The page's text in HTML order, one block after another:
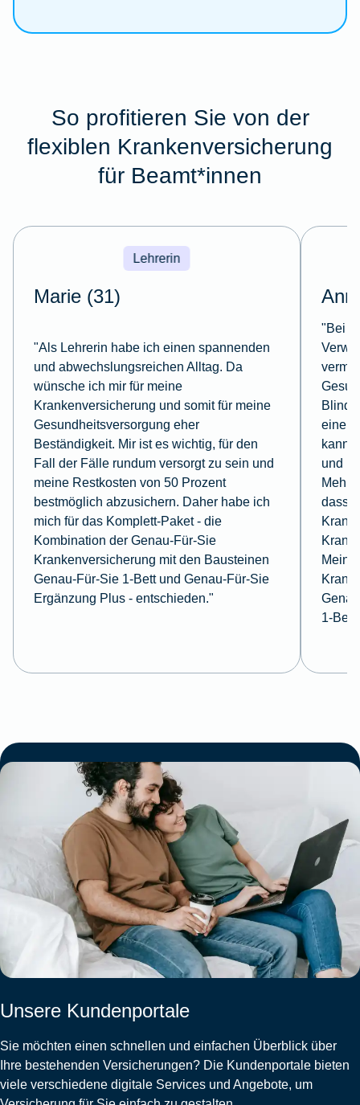
So profitieren Sie von der
flexiblen Krankenversicherung
für Beamt*innen
Lehrerin
Marie (31)
"Als Lehrerin habe ich einen spannenden
und abwechslungsreichen Alltag. Da
wünsche ich mir für meine
Krankenversicherung und somit für meine
Gesundheitsversorgung eher
Beständigkeit. Mir ist es wichtig, für den
Fall der Fälle rundum versorgt zu sein und
meine Restkosten von 50 Prozent
bestmöglich abzusichern. Daher habe ich
mich für das Komplett-Paket - die
Kombination der Genau-Für-Sie
Krankenversicherung mit den Bausteinen
Genau-Für-Sie 1-Bett und Genau-Für-Sie
Ergänzung Plus - entschieden."
"Bei
eine
kann.
und
dass
Meine
1-
Unsere Kundenportale
Sie möchten einen schnellen und einfachen Überblick über
Ihre bestehenden Versicherungen? Die Kundenportale bieten
viele verschiedene digitale Services und Angebote, um